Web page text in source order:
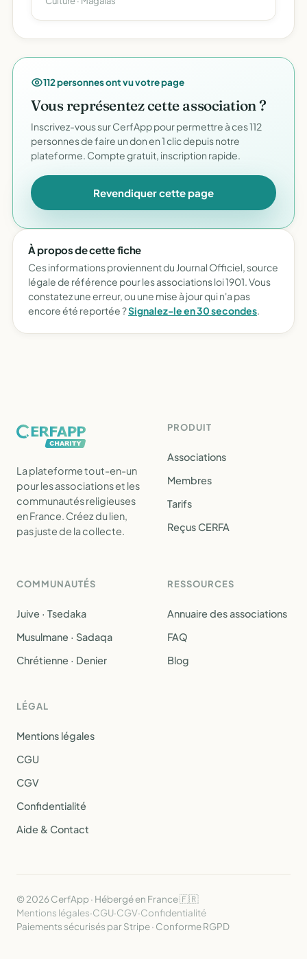
112 personnes ont vu votre page
Vous représentez cette association ?
Inscrivez-vous sur CerfApp pour permettre à ces 112
personnes de faire un don en 1 clic depuis notre
plateforme. Compte gratuit, inscription rapide.
Revendiquer cette page
À propos de cette fiche
Ces informations proviennent du Journal Officiel, source
légale de référence pour les associations loi 1901. Vous
constatez une erreur, ou une mise à jour qui n'a pas
encore été reportée ?Signalez-le en 30 secondes.
La plateforme tout-en-un
pour les associations et les
communautés religieuses
en France. Créez du lien,
pas juste de la collecte.
PRODUIT
Associations
Membres
Tarifs
Reçus CERFA
COMMUNAUTÉS
Juive · Tsedaka
Musulmane · Sadaqa
Chrétienne · Denier
RESSOURCES
Annuaire des associations
FAQ
Blog
LÉGAL
Mentions légales
CGU
CGV
Confidentialité
Aide & Contact
© 2026 CerfApp · Hébergé en France 🇫🇷
Mentions légales·CGU·CGV·Confidentialité
Paiements sécurisés par Stripe · Conforme RGPD